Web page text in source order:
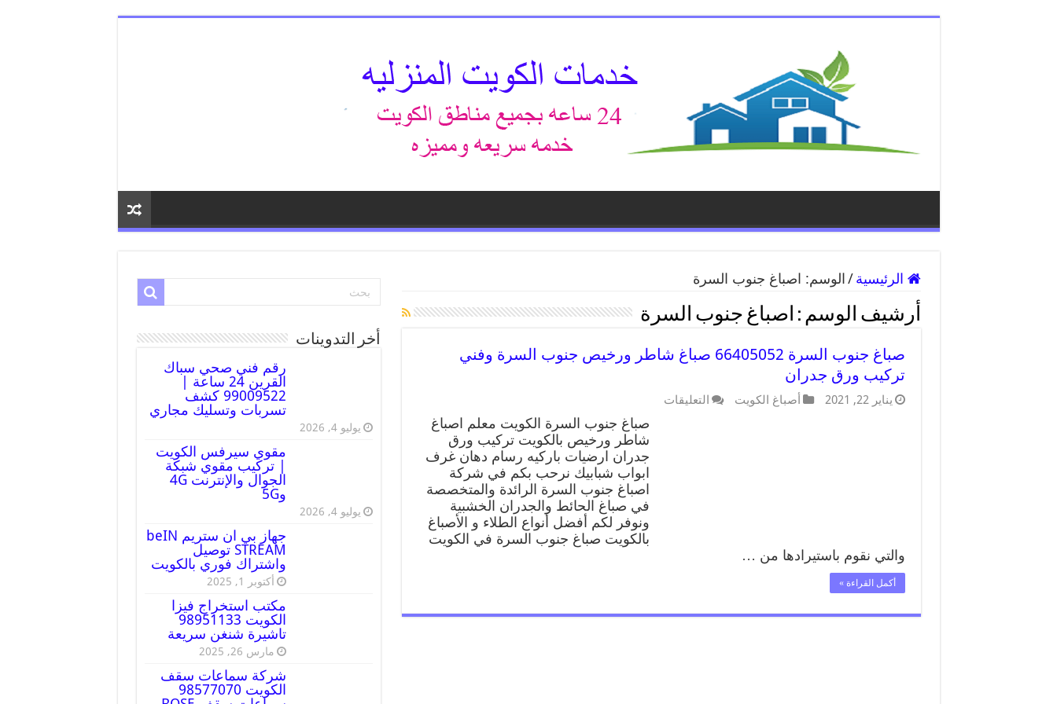
الرئيسية / الوسم: اصباغ جنوب السرة
أرشيف الوسم : اصباغ جنوب السرة
صباغ جنوب السرة 66405052 صباغ شاطر ورخيص جنوب السرة وفني
تركيب ورق جدران
يناير 22, 2021 أصباغ الكويت التعليقات
صباغ جنوب السرة الكويت معلم اصباغ
شاطر ورخيص بالكويت تركيب ورق
جدران ارضيات باركيه رسام دهان غرف
ابواب شبابيك نرحب بكم في شركة
اصباغ جنوب السرة الرائدة والمتخصصة
في صباغ الحائط والجدران الخشبية
ونوفر لكم أفضل أنواع الطلاء و الأصباغ
بالكويت صباغ جنوب السرة في الكويت
والتي نقوم باستيرادها من …
أكمل القراءة »
أخر التدوينات
رقم فني صحي سباك
القرين 24 ساعة |
99009522 كشف
تسربات وتسليك مجاري
يوليو 4, 2026
مقوي سيرفس الكويت
| تركيب مقوي شبكة
الجوال والإنترنت 4G
و5G
يوليو 4, 2026
جهاز بي ان ستريم beIN
STREAM توصيل
واشتراك فوري بالكويت
أكتوبر 1, 2025
مكتب استخراج فيزا
الكويت 98951133
تاشيرة شنغن سريعة
مارس 26, 2025
شركة سماعات سقف
الكويت 98577070